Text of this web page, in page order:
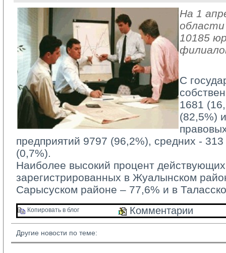
На 1
области
10185
С
1681
(82,5%)
предприятий 9797 (96,2%), средних -
(0,7%).
Наиболее высокий процент
зарегистрированных в Жуалынском
Сарысуском районе – 77,6% и в
Копировать в блог Комментарии
Другие новости по теме: